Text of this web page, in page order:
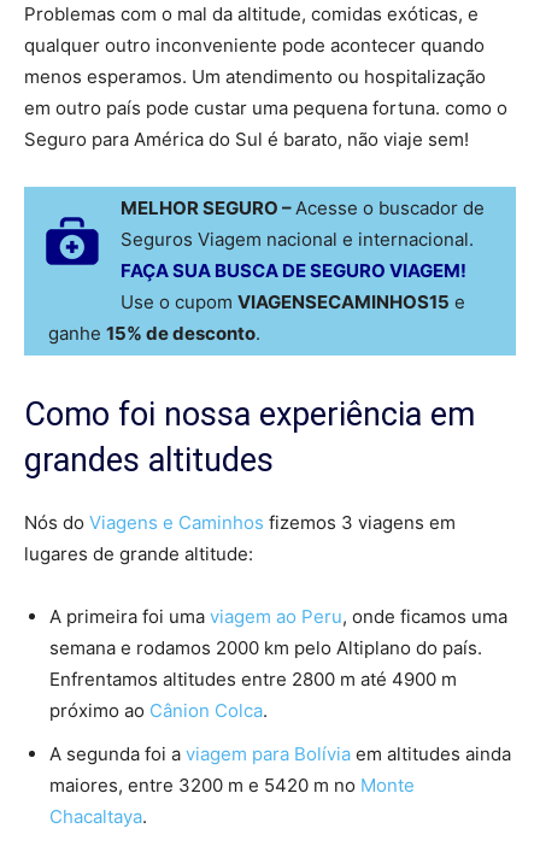
Problemas com o mal da altitude, comidas exóticas, e
qualquer outro inconveniente pode acontecer quando
menos esperamos. Um atendimento ou hospitalização
em outro país pode custar uma pequena fortuna. como o
Seguro para América do Sul é barato, não viaje sem!
MELHOR SEGURO –Acesse o buscador de
Seguros Viagem nacional e internacional.
FAÇA SUA BUSCA DE SEGURO VIAGEM!
Use o cupom VIAGENSECAMINHOS15 e
ganhe 15% de desconto.
Como foi nossa experiência em
grandes altitudes
Nós do Viagens e Caminhos fizemos 3 viagens em
lugares de grande altitude:
A primeira foi uma viagem ao Peru, onde ficamos uma
semana e rodamos 2000 km pelo Altiplano do país.
Enfrentamos altitudes entre 2800 m até 4900 m
próximo ao Cânion Colca.
A segunda foi a viagem para Bolívia em altitudes ainda
maiores, entre 3200 m e 5420 m no Monte
Chacaltaya.